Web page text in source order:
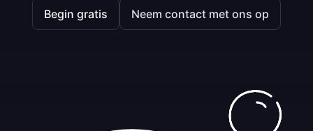
Begin gratis Neem contact met ons op